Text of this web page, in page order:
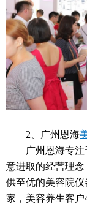
2、广州恩海
广州恩海专
意进取的经营理
供至优的美容院
家，美容养生客户